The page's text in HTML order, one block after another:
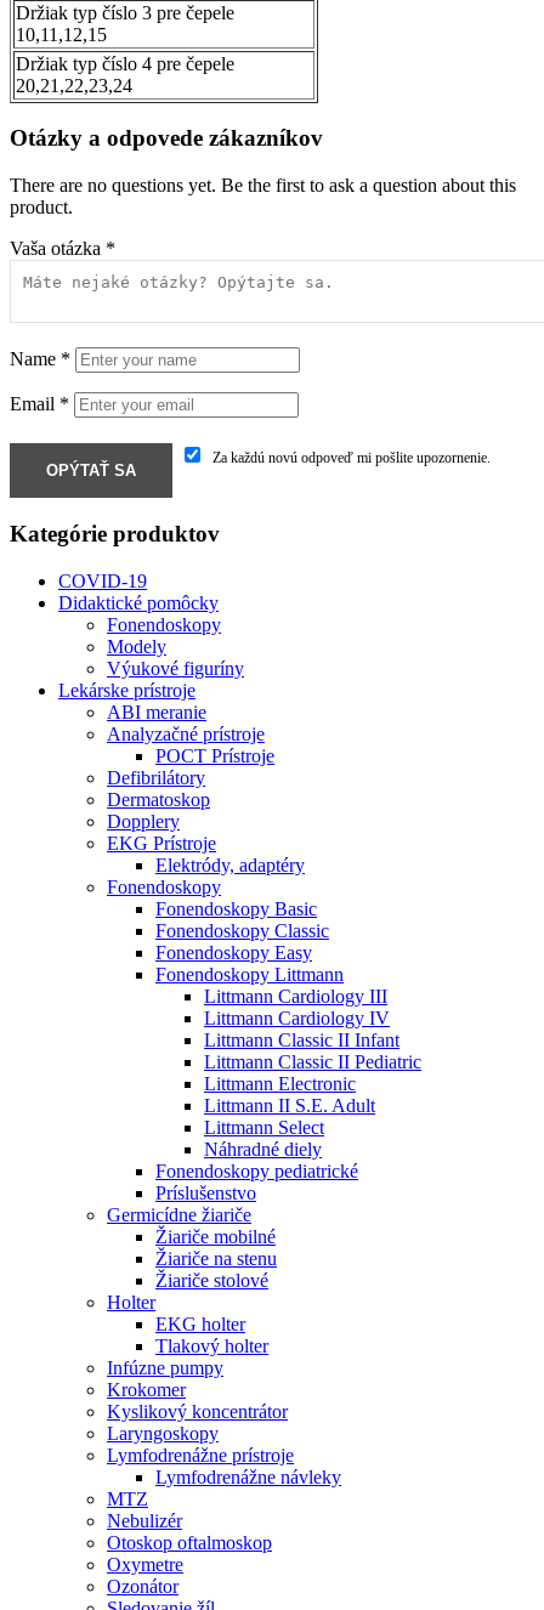
Držiak typ číslo 3 pre čepele
10,11,12,15
Držiak typ číslo 4 pre čepele
20,21,22,23,24
Otázky a odpovede zákazníkov
There are no questions yet. Be the first to ask a question about this
product.
Vaša otázka *
Name *
Email *
Za každú novú odpoveď mi pošlite upozornenie.
Kategórie produktov
COVID-19
Didaktické pomôcky
Fonendoskopy
Modely
Výukové figuríny
Lekárske prístroje
ABI meranie
Analyzačné prístroje
POCT Prístroje
Defibrilátory
Dermatoskop
Dopplery
EKG Prístroje
Elektródy, adaptéry
Fonendoskopy
Fonendoskopy Basic
Fonendoskopy Classic
Fonendoskopy Easy
Fonendoskopy Littmann
Littmann Cardiology III
Littmann Cardiology IV
Littmann Classic II Infant
Littmann Classic II Pediatric
Littmann Electronic
Littmann II S.E. Adult
Littmann Select
Náhradné diely
Fonendoskopy pediatrické
Príslušenstvo
Germicídne žiariče
Žiariče mobilné
Žiariče na stenu
Žiariče stolové
Holter
EKG holter
Tlakový holter
Infúzne pumpy
Krokomer
Kyslikový koncentrátor
Laryngoskopy
Lymfodrenážne prístroje
Lymfodrenážne návleky
MTZ
Nebulizér
Otoskop oftalmoskop
Oxymetre
Ozonátor